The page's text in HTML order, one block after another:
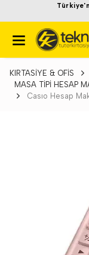
KIRTASİYE & OFİS
MASA TİPİ HESAP
Casıo Hesap